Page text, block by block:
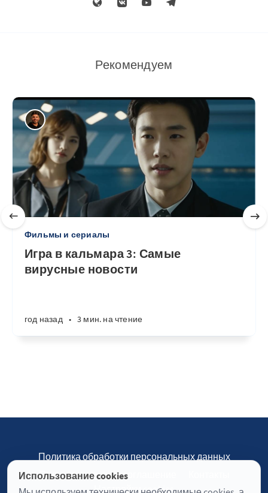
Рекомендуем
Фильмы и сериалы
Игра в кальмара 3: Самые
вирусные новости
год назад • 3 мин. на чтение
Использование cookies
Политика обработки персональных данных
Пользовательское соглашение
Настройки cookies